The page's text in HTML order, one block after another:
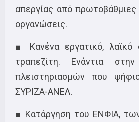
απεργίας από πρωτοβάθμιες
οργανώσεις.
■ Κανένα εργατικό, λαϊκό
τραπεζίτη. Ενάντια
πλειστηριασμών που
ΣΥΡΙΖΑ-ΑΝΕΛ.
■ Κατάργηση του ΕΝΦΙΑ,